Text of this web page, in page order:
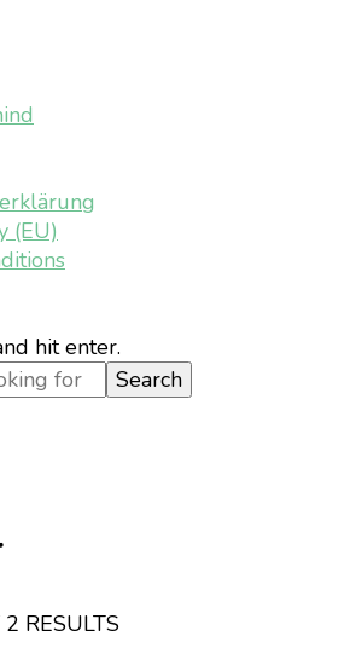
(EU)
hit enter.
RESULTS